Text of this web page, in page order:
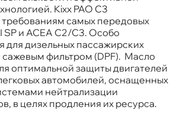
Kixx PAO C3
требованиям самых передовых
SP и ACEA C2/C3. Особо
для дизельных пассажирских
сажевым фильтром (DPF). Масло
оптимальной защиты двигателей
автомобилей, оснащенных
нейтрализации
в целях продления их ресурса.
MB 229.31/51/52, BMW LL-04
ACEA C2/C3, API SN
1л
L2091AL1E1/L2091AL1R1
Двигатель